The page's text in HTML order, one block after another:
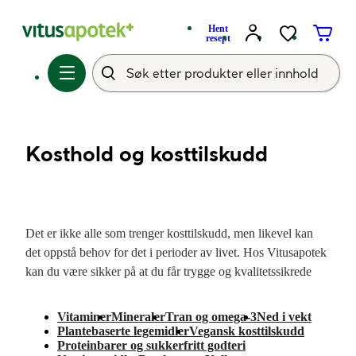
Hent
resept
Kosthold og kosttilskudd
Det er ikke alle som trenger kosttilskudd, men likevel kan
det oppstå behov for det i perioder av livet. Hos Vitusapotek
kan du være sikker på at du får trygge og kvalitetssikrede
barn. Velg mellom tilskudd som Tran, Omega-3, vitaminer
og mineraler, produkter som bidrar til normal funksjon av
immunforsvaret og næringsdrikker til medisinske formål. Vi
VitaminerMineralerTran og omega-3Ned i vekt
Plantebaserte legemidlerVegansk kosttilskudd
Proteinbarer og sukkerfritt godteri